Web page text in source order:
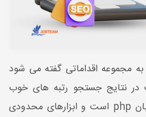
به مجموعه اقداماتی گفته می شود
در نتایج جستجو رتبه های خوب
بگیرند اپن کارت یک cms زبان php است و ابزارهای محدودی